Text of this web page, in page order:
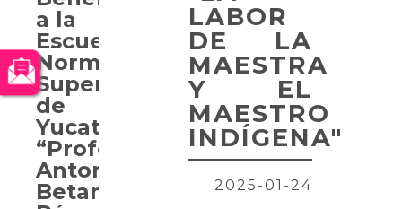
LABOR
DE LA
MAESTRA
Y EL
MAESTRO
INDÍGENA"
2025-01-24
a la
Escuela
Normal
Superior
de
Yucatán
“Profesor
Antonio
Betancourt